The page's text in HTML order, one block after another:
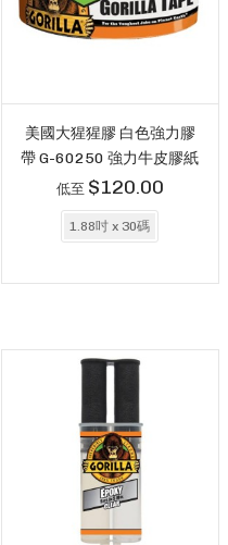
美國大猩猩膠 白色強力膠
帶 G-60250 強力牛皮膠紙
低至 $120.00
1.88吋 x 30碼